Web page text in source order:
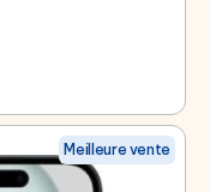
Meilleure vente